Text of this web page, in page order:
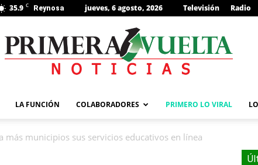
35.9 C Reynosa jueves, 6 agosto, 2026 Televisión Radio
LA FUNCIÓN COLABORADORES PRIMERO LO VIRAL
más municipios sus servicios educativos en línea